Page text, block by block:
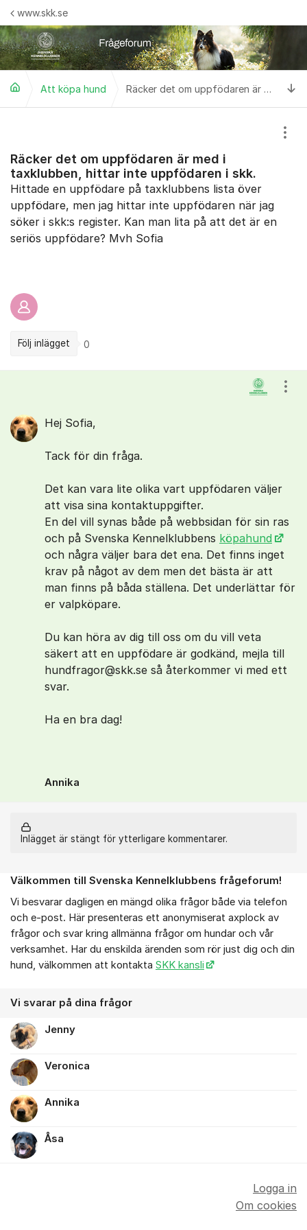
Hoppa till innehåll
www.skk.se
Att köpa hund Räcker det om uppfödaren är med i taxklubben, hittar inte uppfödaren i skk.
Räcker det om uppfödaren är med i
taxklubben, hittar inte uppfödaren i skk.
Hittade en uppfödare på taxklubbens lista över
uppfödare, men jag hittar inte uppfödaren när jag
söker i skk:s register. Kan man lita på att det är en
seriös uppfödare? Mvh Sofia
Följ inlägget 0
Hej Sofia,
Tack för din fråga.
Det kan vara lite olika vart uppfödaren väljer
att visa sina kontaktuppgifter.
En del vill synas både på webbsidan för sin ras
och på Svenska Kennelklubbens köpahund
och några väljer bara det ena. Det finns inget
krav på något av dem men det bästa är att
man finns på båda ställena. Det underlättar för
er valpköpare.
Du kan höra av dig till oss om du vill veta
säkert att en uppfödare är godkänd, mejla till
hundfragor@skk.se så återkommer vi med ett
svar.
Ha en bra dag!
Annika
Inlägget är stängt för ytterligare kommentarer.
Om forumet
Välkommen till Svenska Kennelklubbens frågeforum!
Vi besvarar dagligen en mängd olika frågor både via telefon
och e-post. Här presenteras ett anonymiserat axplock av
frågor och svar kring allmänna frågor om hundar och vår
verksamhet. Har du enskilda ärenden som rör just dig och din
hund, välkommen att kontakta SKK kansli
Vi svarar på dina frågor
Jenny
Veronica
Annika
Åsa
Logga in
Om cookies